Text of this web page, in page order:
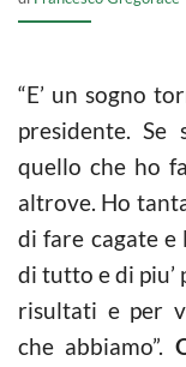
“E’ un sogno
presidente.
quello che ho
altrove. Ho
di fare cagate e
di tutto e di piu’
risultati e per
che abbiamo”.